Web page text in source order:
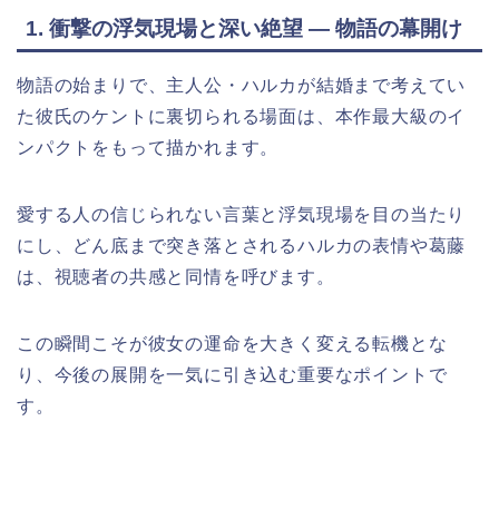
1. 衝撃の浮気現場と深い絶望 ― 物語の幕開け
物語の始まりで、主人公・ハルカが結婚まで考えてい
た彼氏のケントに裏切られる場面は、本作最大級のイ
ンパクトをもって描かれます。
愛する人の信じられない言葉と浮気現場を目の当たり
にし、どん底まで突き落とされるハルカの表情や葛藤
は、視聴者の共感と同情を呼びます。
この瞬間こそが彼女の運命を大きく変える転機とな
り、今後の展開を一気に引き込む重要なポイントで
す。